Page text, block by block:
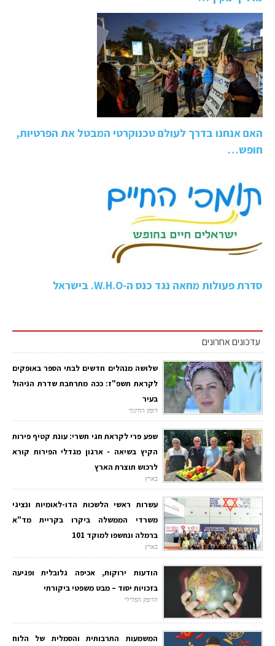
האם אנחנו בדרך לעולם טכנוקרטי המבטל את הפרטיות,
חופש…
סדרת פעולות מחאה נגד כנס ה-W.H.O. בישראל
עדכונים אחרונים
שלושה מנהלים חדשים לבתי הספר באופקים
לקראת תשפ"ז: ככה מתרחבת שדרת הניהול
בעיר
דופק החינוך
שפע פרי לקראת חגי תשרי: עונת קטיף פירות
הקיץ בשיאה - ארגון מגדלי הפירות קורא
לרכוש תוצרת הארץ
בארץ
עשרות ראשי הלשכות הדו-לאומיות ונציגי
משרדי הממשלה ביקרו בקריית מד"א
ברמלה ונחשפו למוקד 101
בארץ
הודעות ירוקות, אכיפה גלובלית ופגיעה
בזכויות יסוד – מבט משפטי ביקורתי
הדופק הפלילי
המשמעות התרבותית והסמלית של הלוח